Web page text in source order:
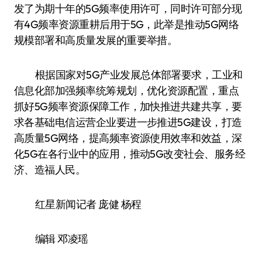
发了为期十年的5G频率使用许可，同时许可部分现
有4G频率资源重耕后用于5G，此举是推动5G网络
规模部署和高质量发展的重要举措。
根据国家对5G产业发展总体部署要求，工业和
信息化部加强频率统筹规划，优化资源配置，重点
抓好5G频率资源保障工作，加快推进共建共享，要
求各基础电信运营企业要进一步推进5G建设，打造
高质量5G网络，提高频率资源使用效率和效益，深
化5G在各行业中的应用，推动5G改变社会、服务经
济、造福人民。
红星新闻记者 庞健 杨程
编辑 邓凌瑶